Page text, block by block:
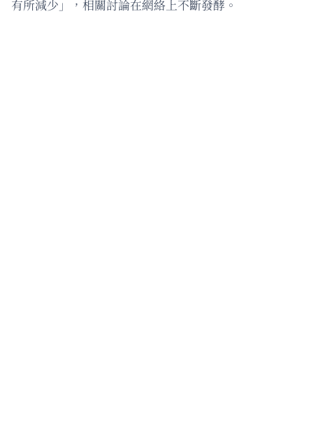
有所減少」，相關討論在網絡上不斷發酵。